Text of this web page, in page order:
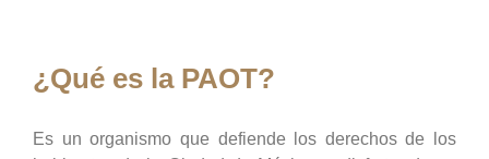
¿Qué es la PAOT?
Es un organismo que defiende los derechos de los